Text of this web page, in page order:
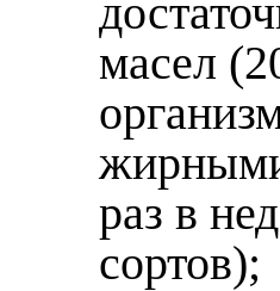
масел
раз в
сортов);